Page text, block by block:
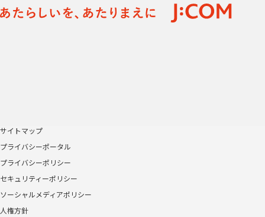
サイトマップ
プライバシーポータル
プライバシーポリシー
セキュリティーポリシー
ソーシャルメディアポリシー
人権方針